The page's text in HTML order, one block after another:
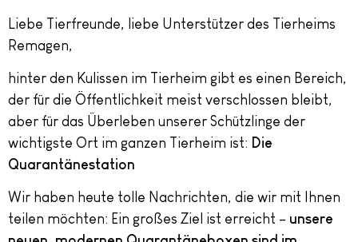
Liebe Tierfreunde, liebe Unterstützer des Tierheims
Remagen,
hinter den Kulissen im Tierheim gibt es einen Bereich,
der für die Öffentlichkeit meist verschlossen bleibt,
aber für das Überleben unserer Schützlinge der
wichtigste Ort im ganzen Tierheim ist: Die
Quarantänestation
Wir haben heute tolle Nachrichten, die wir mit Ihnen
teilen möchten: Ein großes Ziel ist erreicht – unsere